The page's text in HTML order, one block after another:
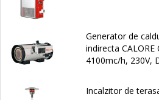
Generator de
indirecta CALORE
4100mc/h, 230V,
Incalzitor de